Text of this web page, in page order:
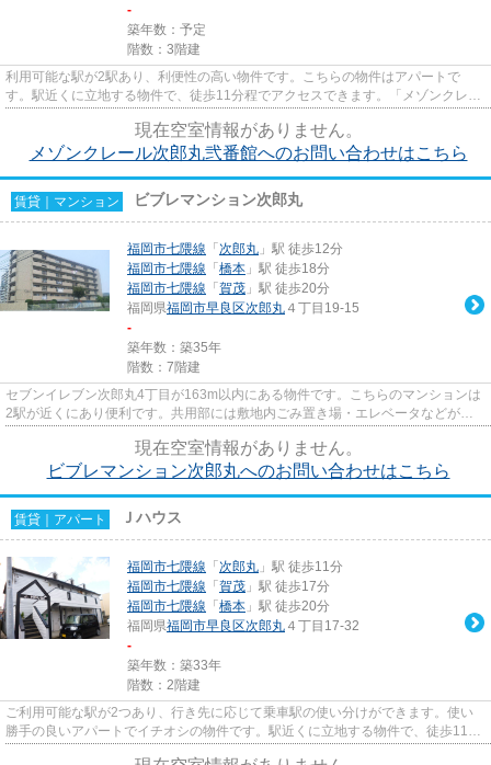
-
築年数：予定
階数：3階建
利用可能な駅が2駅あり、利便性の高い物件です。こちらの物件はアパートで
す。駅近くに立地する物件で、徒歩11分程でアクセスできます。「メゾンクレー
現在空室情報がありません。
メゾンクレール次郎丸弐番館へのお問い合わせはこちら
賃貸｜マンション ビブレマンション次郎丸
福岡市七隈線 「 次郎丸 」駅 徒歩12分
福岡市七隈線 「 橋本 」駅 徒歩18分
福岡市七隈線 「 賀茂 」駅 徒歩20分
福岡県福岡市早良区次郎丸 ４丁目19-15
-
築年数：築35年
階数：7階建
セブンイレブン次郎丸4丁目が163m以内にある物件です。こちらのマンションは
2駅が近くにあり便利です。共用部には敷地内ごみ置き場・エレベータなどが揃
現在空室情報がありません。
ビブレマンション次郎丸へのお問い合わせはこちら
賃貸｜アパート Ｊハウス
福岡市七隈線 「 次郎丸 」駅 徒歩11分
福岡市七隈線 「 賀茂 」駅 徒歩17分
福岡市七隈線 「 橋本 」駅 徒歩20分
福岡県福岡市早良区次郎丸 ４丁目17-32
-
築年数：築33年
階数：2階建
ご利用可能な駅が2つあり、行き先に応じて乗車駅の使い分けができます。使い
勝手の良いアパートでイチオシの物件です。駅近くに立地する物件で、徒歩11分